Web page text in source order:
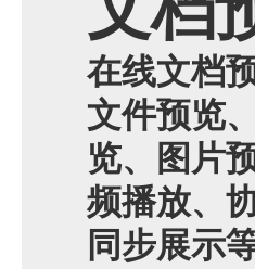
在线文档
文件预览
览、图片
频播放、
同步展示